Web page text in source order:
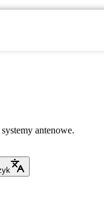
antenowe.